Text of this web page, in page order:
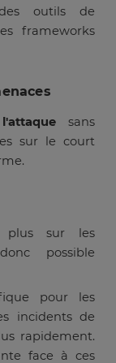
outils de
frameworks
sans
sur le court
plus sur les
possible
pour les
incidents de
rapidement.
face à ces